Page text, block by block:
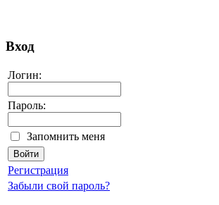
Вход
Логин:
Пароль:
Запомнить меня
Регистрация
Забыли свой пароль?